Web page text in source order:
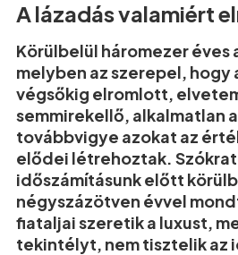
A lázadás valamiért
Körülbelül háromezer éves
melyben az szerepel, hogy
végsőkig elromlott,
semmirekellő, alkalmatlan
továbbvigye azokat az
elődei létrehoztak.
időszámításunk előtt
négyszázötven évvel
fiataljai szeretik a luxust,
tekintélyt, nem tisztelik az